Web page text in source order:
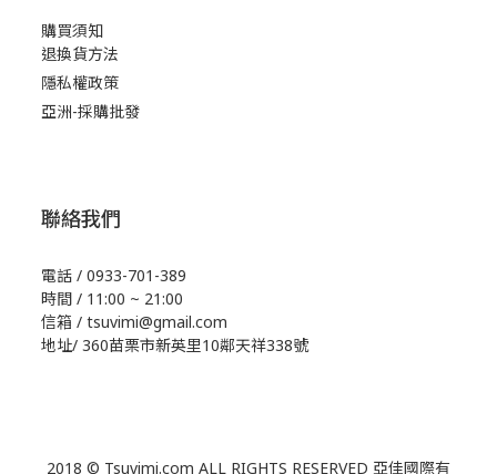
購買須知
退換貨方法
隱私權政策
亞洲-採購批發
聯絡我們
電話 / 0933-701-389
時間 / 11:00 ~ 21:00
信箱 / tsuvimi@gmail.com
地址/ 360苗栗市新英里10鄰天祥338號
2018 © Tsuvimi.com ALL RIGHTS RESERVED 亞佳國際有